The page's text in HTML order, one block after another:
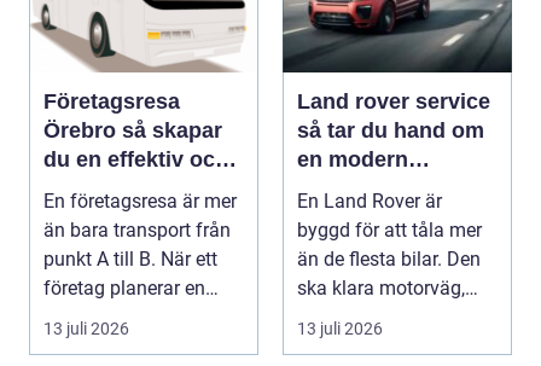
Företagsresa
Örebro så skapar
du en effektiv och
minnesvärd resa
En företagsresa är mer
än bara transport från
punkt A till B. När ett
företag planerar en
resa för m...
13 juli 2026
Land rover service
så tar du hand om
en modern
klassiker
En Land Rover är
byggd för att tåla mer
än de flesta bilar. Den
ska klara motorväg,
stadstrafik, gru...
13 juli 2026